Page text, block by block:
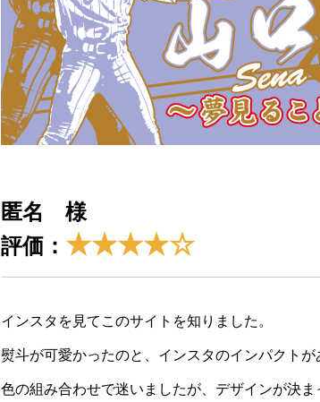
匿名 様
評価： ★★★★☆
インスタを見てこのサイトを知りました。
熨斗が可愛かったのと、インスタのインパクト
色の組み合わせで迷いましたが、デザインが決ま